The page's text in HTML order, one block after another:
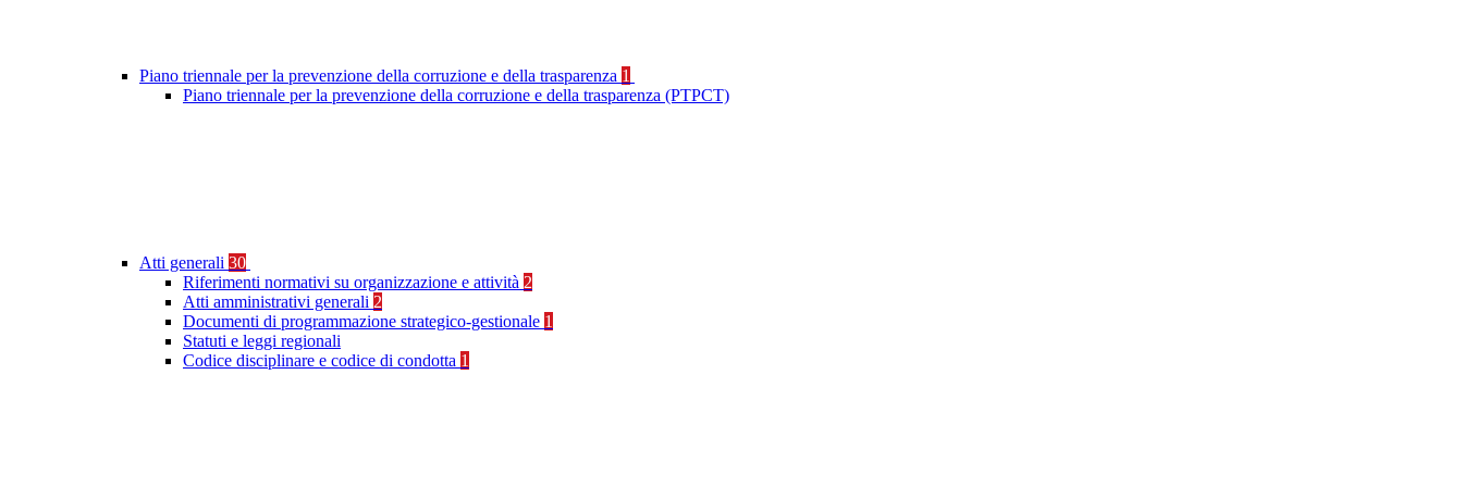
Piano triennale per la prevenzione della corruzione e della trasparenza 1
Piano triennale per la prevenzione della corruzione e della trasparenza (PTPCT)
Atti generali 30
Riferimenti normativi su organizzazione e attività 2
Atti amministrativi generali 2
Documenti di programmazione strategico-gestionale 1
Statuti e leggi regionali
Codice disciplinare e codice di condotta 1